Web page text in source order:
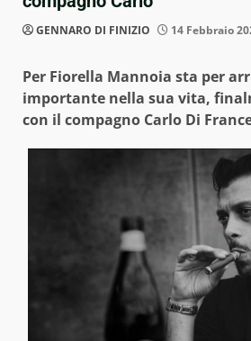
GENNARO DI FINIZIO 14 Febbraio
Per Fiorella Mannoia sta per
importante nella sua vita,
con il compagno Carlo Di